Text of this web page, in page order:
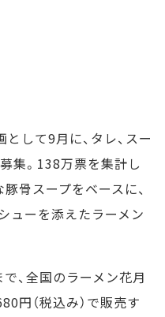
して9月に、タレ、スー
集。138万票を集計し
骨スープをベースに、
ューを添えたラーメン
、全国のラーメン花月
円（税込み）で販売す